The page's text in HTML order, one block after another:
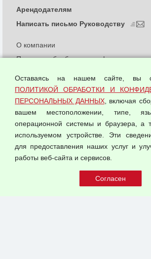
© 2026 ООО "Феникс"
О компании
Политика обработки и
Согласием на обработку персональных
Оферта оптовой купли-продажи
Публичная оферта
Арендодателям
Написать письмо Руководству
Оставаясь на нашем сайте, вы
ПОЛИТИКОЙ ОБРАБОТКИ И
ПЕРСОНАЛЬНЫХ ДАННЫХ, включая
вашем местоположении, типе,
операционной системы и браузера, а
используемом устройстве. Эти
для предоставления наших услуг и
работы веб-сайта и сервисов.